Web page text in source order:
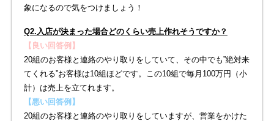
象になるので気をつけましょう！
Q2.入店が決まった場合どのくらい売上作れそうですか？
【良い回答例】
20組のお客様と連絡のやり取りをしていて、その中でも”絶対来
てくれる”お客様は10組ほどです。この10組で毎月100万円（小
計）は売上を立てれます。
【悪い回答例】
20組のお客様と連絡のやり取りをしていますが、営業をかけた